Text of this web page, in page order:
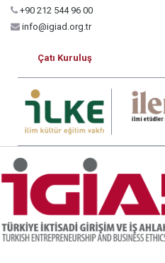
+90 212 544 96 00
info@igiad.org.tr
Çatı Kuruluş